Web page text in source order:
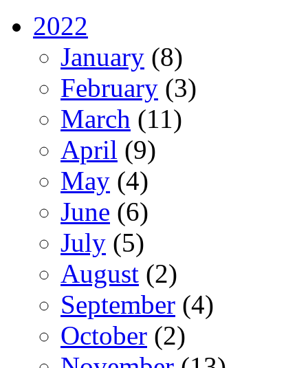
2022
January (8)
February (3)
March (11)
April (9)
May (4)
June (6)
July (5)
August (2)
September (4)
October (2)